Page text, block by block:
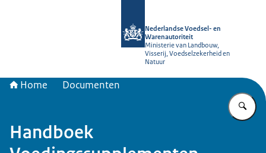
Nederlandse Voedsel- en
Warenautoriteit
Ministerie van Landbouw,
Visserij, Voedselzekerheid en
Natuur
Home Documenten
Handboek